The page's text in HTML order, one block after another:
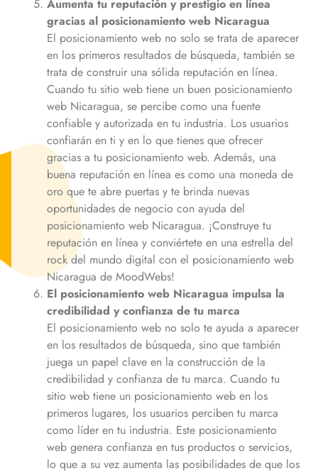
Aumenta tu reputación y prestigio en línea
gracias al posicionamiento web Nicaragua
El posicionamiento web no solo se trata de aparecer
en los primeros resultados de búsqueda, también se
trata de construir una sólida reputación en línea.
Cuando tu sitio web tiene un buen posicionamiento
web Nicaragua, se percibe como una fuente
confiable y autorizada en tu industria. Los usuarios
confiarán en ti y en lo que tienes que ofrecer
gracias a tu posicionamiento web. Además, una
buena reputación en línea es como una moneda de
oro que te abre puertas y te brinda nuevas
oportunidades de negocio con ayuda del
posicionamiento web Nicaragua. ¡Construye tu
reputación en línea y conviértete en una estrella del
rock del mundo digital con el posicionamiento web
Nicaragua de MoodWebs!
El posicionamiento web Nicaragua impulsa la
credibilidad y confianza de tu marca
El posicionamiento web no solo te ayuda a aparecer
en los resultados de búsqueda, sino que también
juega un papel clave en la construcción de la
credibilidad y confianza de tu marca. Cuando tu
sitio web tiene un posicionamiento web en los
primeros lugares, los usuarios perciben tu marca
como líder en tu industria. Este posicionamiento
web genera confianza en tus productos o servicios,
lo que a su vez aumenta las posibilidades de que los